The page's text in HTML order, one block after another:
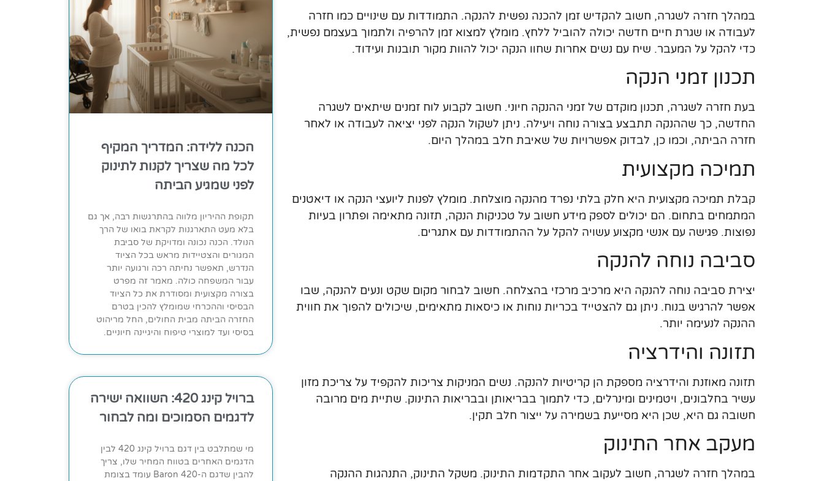
במהלך חזרה לשגרה, חשוב להקדיש זמן להכנה נפשית להנקה. התמודדות עם שינויים כמו חזרה
לעבודה או שגרת חיים חדשה יכולה להוביל ללחץ. מומלץ למצוא זמן להרפיה ולתמוך בעצמם נפשית,
כדי להקל על המעבר. שיח עם נשים אחרות שחוו הנקה יכול להוות מקור תובנות ועידוד.
תכנון זמני הנקה
בעת חזרה לשגרה, תכנון מוקדם של זמני ההנקה חיוני. חשוב לקבוע לוח זמנים שיתאים לשגרה
החדשה, כך שההנקה תתבצע בצורה נוחה ויעילה. ניתן לשקול הנקה לפני יציאה לעבודה או לאחר
חזרה הביתה, וכמו כן, לבדוק אפשרויות של שאיבת חלב במהלך היום.
תמיכה מקצועית
קבלת תמיכה מקצועית היא חלק בלתי נפרד מהנקה מוצלחת. מומלץ לפנות ליועצי הנקה או דיאטנים
המתמחים בתחום. הם יכולים לספק מידע חשוב על טכניקות הנקה, תזונה מתאימה ופתרון בעיות
נפוצות. פגישה עם אנשי מקצוע עשויה להקל על ההתמודדות עם אתגרים.
סביבה נוחה להנקה
יצירת סביבה נוחה להנקה היא מרכיב מרכזי בהצלחה. חשוב לבחור מקום שקט ונעים להנקה, שבו
אפשר להרגיש בנוח. ניתן גם להצטייד בכריות נוחות או כיסאות מתאימים, שיכולים להפוך את חווית
ההנקה לנעימה יותר.
תזונה והידרציה
תזונה מאוזנת והידרציה מספקת הן קריטיות להנקה. נשים המניקות צריכות להקפיד על צריכת מזון
עשיר בחלבונים, ויטמינים ומינרלים, כדי לתמוך בבריאותן ובבריאות התינוק. שתיית מים מרובה
חשובה גם היא, שכן היא מסייעת בשמירה על ייצור חלב תקין.
מעקב אחר התינוק
במהלך חזרה לשגרה, חשוב לעקוב אחר התקדמות התינוק. משקל התינוק, התנהגות ההנקה
הכנה ללידה: המדריך המקיף
לכל מה שצריך לקנות לתינוק
לפני שמגיע הביתה
תקופת ההיריון מלווה בהתרגשות רבה, אך גם
בלא מעט התארגנות לקראת בואו של הרך
הנולד. הכנה נכונה ומדויקת של סביבת
המגורים והצטיידות מראש בכל הציוד
הנדרש, תאפשר נחיתה רכה ורגועה יותר
עבור המשפחה כולה. מאמר זה מפרט
בצורה מקצועית ומסודרת את כל הציוד
הבסיסי וההכרחי שמומלץ להכין בטרם
החזרה הביתה מבית החולים, החל מריהוט
בסיסי ועד למוצרי טיפוח והיגיינה חיוניים.
ברויל קינג 420: השוואה ישירה
לדגמים הסמוכים ומה לבחור
מי שמתלבט בין דגם ברויל קינג 420 לבין
הדגמים האחרים בטווח המחיר שלו, צריך
להבין שדגם ה-Baron 420 עומד בצומת